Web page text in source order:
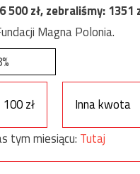
500zł, zebraliśmy:1351
Magna Polonia.
100 zł
Inna kwota
tym miesiącu: Tutaj